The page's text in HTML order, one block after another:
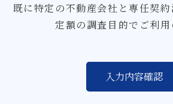
既に特定の不動産会社と専任契
定額の調査目的でご利用